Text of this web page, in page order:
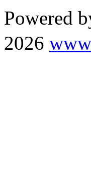
Powered
2026